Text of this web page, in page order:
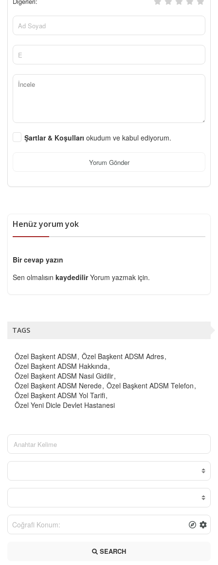
Şartlar & Koşulları okudum ve kabul ediyorum.
Yorum Gönder
Henüz yorum yok
Bir cevap yazın
Sen olmalısın kaydedilirYorum yazmak için.
TAGS
Özel Başkent ADSM Özel Başkent ADSM Adres
Özel Başkent ADSM Hakkında
Özel Başkent ADSM Nasıl Gidilir
Özel Başkent ADSM Nerede Özel Başkent ADSM Telefon
Özel Başkent ADSM Yol Tarifi
Özel Yeni Dicle Devlet Hastanesi
SEARCH